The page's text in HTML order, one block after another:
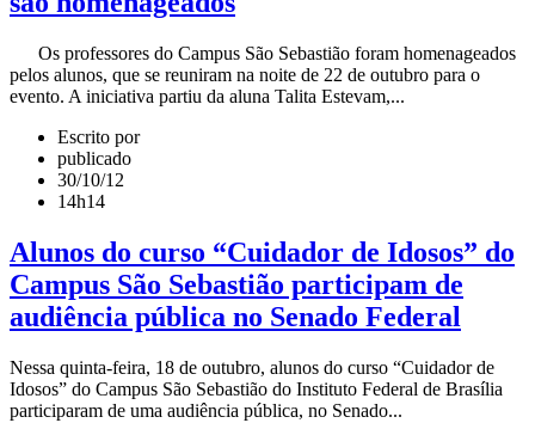
Os professores do Campus São Sebastião foram homenageados
pelos alunos, que se reuniram na noite de 22 de outubro para o
evento. A iniciativa partiu da aluna Talita Estevam,...
Escrito por
publicado
30/10/12
14h14
Alunos do curso “Cuidador de Idosos” do
Campus São Sebastião participam de
audiência pública no Senado Federal
Nessa quinta-feira, 18 de outubro, alunos do curso “Cuidador de
Idosos” do Campus São Sebastião do Instituto Federal de Brasília
participaram de uma audiência pública, no Senado...